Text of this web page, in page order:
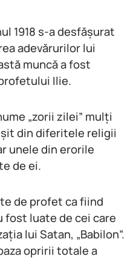
1918 s-a desfășurat
adevărurilor lui
muncă a fost
Ilie.
„zorii zilei” mulți
din diferitele religii
unele din erorile
de ei.
de profet ca fiind
fost luate de cei care
lui Satan, „Babilon”.
opririi totale a